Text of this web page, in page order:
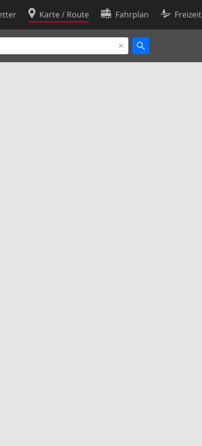
Karte / Route Fahrplan Freizeit
Cookie-Richtlinie
Cookie-Einstellungen